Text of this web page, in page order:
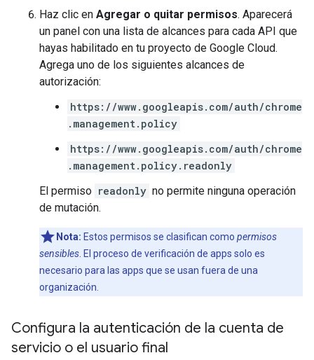
Haz clic en Agregar o quitar permisos. Aparecerá
un panel con una lista de alcances para cada API que
hayas habilitado en tu proyecto de Google Cloud.
Agrega uno de los siguientes alcances de
autorización:
https://www.googleapis.com/auth/chrome
.management.policy
https://www.googleapis.com/auth/chrome
.management.policy.readonly
El permiso readonly no permite ninguna operación
de mutación.
Nota: Estos permisos se clasifican como permisos
sensibles . El proceso de verificación de apps solo es
necesario para las apps que se usan fuera de una
organización.
Configura la autenticación de la cuenta de
servicio o el usuario final